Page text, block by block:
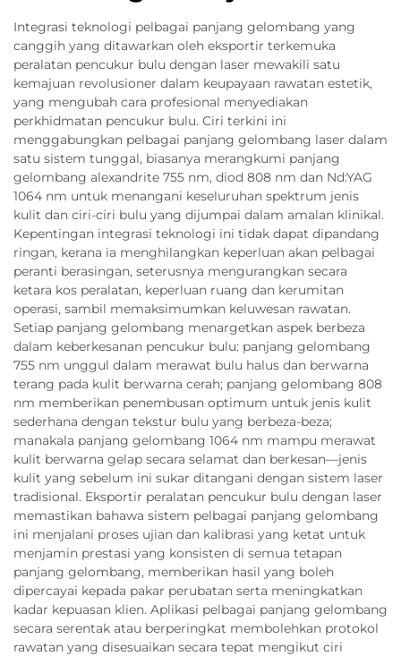
Integrasi teknologi pelbagai panjang gelombang yang
canggih yang ditawarkan oleh eksportir terkemuka
peralatan pencukur bulu dengan laser mewakili satu
kemajuan revolusioner dalam keupayaan rawatan estetik,
yang mengubah cara profesional menyediakan
perkhidmatan pencukur bulu. Ciri terkini ini
menggabungkan pelbagai panjang gelombang laser dalam
satu sistem tunggal, biasanya merangkumi panjang
gelombang alexandrite 755 nm, diod 808 nm dan Nd:YAG
1064 nm untuk menangani keseluruhan spektrum jenis
kulit dan ciri-ciri bulu yang dijumpai dalam amalan klinikal.
Kepentingan integrasi teknologi ini tidak dapat dipandang
ringan, kerana ia menghilangkan keperluan akan pelbagai
peranti berasingan, seterusnya mengurangkan secara
ketara kos peralatan, keperluan ruang dan kerumitan
operasi, sambil memaksimumkan keluwesan rawatan.
Setiap panjang gelombang menargetkan aspek berbeza
dalam keberkesanan pencukur bulu: panjang gelombang
755 nm unggul dalam merawat bulu halus dan berwarna
terang pada kulit berwarna cerah; panjang gelombang 808
nm memberikan penembusan optimum untuk jenis kulit
sederhana dengan tekstur bulu yang berbeza-beza;
manakala panjang gelombang 1064 nm mampu merawat
kulit berwarna gelap secara selamat dan berkesan—jenis
kulit yang sebelum ini sukar ditangani dengan sistem laser
tradisional. Eksportir peralatan pencukur bulu dengan laser
memastikan bahawa sistem pelbagai panjang gelombang
ini menjalani proses ujian dan kalibrasi yang ketat untuk
menjamin prestasi yang konsisten di semua tetapan
panjang gelombang, memberikan hasil yang boleh
dipercayai kepada pakar perubatan serta meningkatkan
kadar kepuasan klien. Aplikasi pelbagai panjang gelombang
secara serentak atau berperingkat membolehkan protokol
rawatan yang disesuaikan secara tepat mengikut ciri